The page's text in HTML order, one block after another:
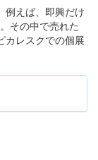
例えば、即興だけ
その中で売れた
カレスクでの個展